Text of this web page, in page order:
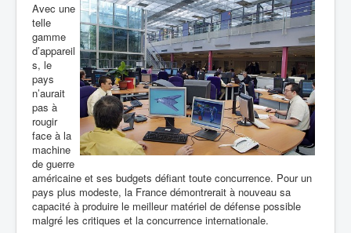
Avec une
telle
gamme
d’appareil
s, le
pays
n’aurait
pas à
rougir
face à la
machine
de guerre
américaine et ses budgets défiant toute concurrence. Pour un
pays plus modeste, la France démontrerait à nouveau sa
capacité à produire le meilleur matériel de défense possible
malgré les critiques et la concurrence internationale.